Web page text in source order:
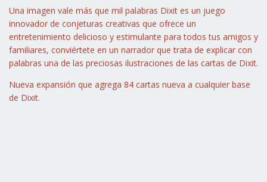
Una imagen vale más que mil palabras Dixit es un juego
innovador de conjeturas creativas que ofrece un
entretenimiento delicioso y estimulante para todos tus amigos y
familiares, conviértete en un narrador que trata de explicar con
palabras una de las preciosas ilustraciones de las cartas de Dixit.
Nueva expansión que agrega 84 cartas nueva a cualquier base
de Dixit.